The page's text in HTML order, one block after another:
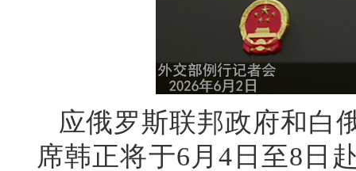
应俄罗斯联邦政府和白
席韩正将于6月4日至8日